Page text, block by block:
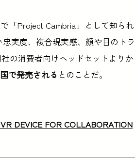
「Project Cambria」として知られ
実度、複合現実感、顔や目のトラ
の消費者向けヘッドセットよりか
で発売される とのことだ。
DEVICE FOR COLLABORATION